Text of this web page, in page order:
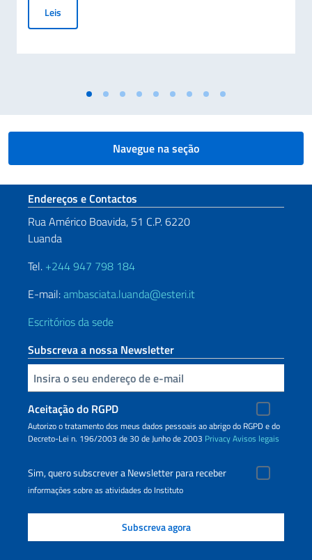
Leis
Navegue na seção
Seção de rodapé
Endereços e Contactos
Rua Américo Boavida, 51 C.P. 6220
Luanda
Tel. +244 947 798 184
E-mail:ambasciata.luanda@esteri.it
Escritórios da sede
Subscreva a nossa Newsletter
Inserisci la tua email
Aceitação do RGPD
Autorizo o tratamento dos meus dados pessoais ao abrigo do RGPD e do
Decreto-Lei n. 196/2003 de 30 de Junho de 2003 PrivacyAvisos legais
Sim, quero subscrever a Newsletter para receber
informações sobre as atividades do Instituto